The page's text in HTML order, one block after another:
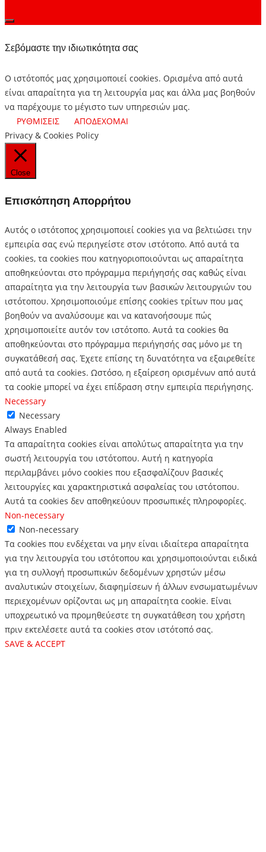
Σεβόμαστε την ιδιωτικότητα σας
Ο ιστότοπός μας χρησιμοποιεί cookies. Ορισμένα από αυτά
είναι απαραίτητα για τη λειτουργία μας και άλλα μας βοηθούν
να παρέχουμε το μέγιστο των υπηρεσιών μας.
ΡΥΘΜΙΣΕΙΣ
ΑΠΟΔΕΧΟΜΑΙ
Privacy & Cookies Policy
Close
Επισκόπηση Απορρήτου
Αυτός ο ιστότοπος χρησιμοποιεί cookies για να βελτιώσει την
εμπειρία σας ενώ περιηγείστε στον ιστότοπο. Από αυτά τα
cookies, τα cookies που κατηγοριοποιούνται ως απαραίτητα
αποθηκεύονται στο πρόγραμμα περιήγησής σας καθώς είναι
απαραίτητα για την λειτουργία των βασικών λειτουργιών του
ιστότοπου. Χρησιμοποιούμε επίσης cookies τρίτων που μας
βοηθούν να αναλύσουμε και να κατανοήσουμε πώς
χρησιμοποιείτε αυτόν τον ιστότοπο. Αυτά τα cookies θα
αποθηκεύονται στο πρόγραμμα περιήγησής σας μόνο με τη
συγκατάθεσή σας. Έχετε επίσης τη δυνατότητα να εξαιρεθείτε
από αυτά τα cookies. Ωστόσο, η εξαίρεση ορισμένων από αυτά
τα cookie μπορεί να έχει επίδραση στην εμπειρία περιήγησης.
Necessary
Necessary
Always Enabled
Τα απαραίτητα cookies είναι απολύτως απαραίτητα για την
σωστή λειτουργία του ιστότοπου. Αυτή η κατηγορία
περιλαμβάνει μόνο cookies που εξασφαλίζουν βασικές
λειτουργίες και χαρακτηριστικά ασφαλείας του ιστότοπου.
Αυτά τα cookies δεν αποθηκεύουν προσωπικές πληροφορίες.
Non-necessary
Non-necessary
Τα cookies που ενδέχεται να μην είναι ιδιαίτερα απαραίτητα
για την λειτουργία του ιστότοπου και χρησιμοποιούνται ειδικά
για τη συλλογή προσωπικών δεδομένων χρηστών μέσω
αναλυτικών στοιχείων, διαφημίσεων ή άλλων ενσωματωμένων
περιεχομένων ορίζονται ως μη απαραίτητα cookie. Είναι
υποχρεωτικό να προμηθεύεστε τη συγκατάθεση του χρήστη
πριν εκτελέσετε αυτά τα cookies στον ιστότοπό σας.
SAVE & ACCEPT